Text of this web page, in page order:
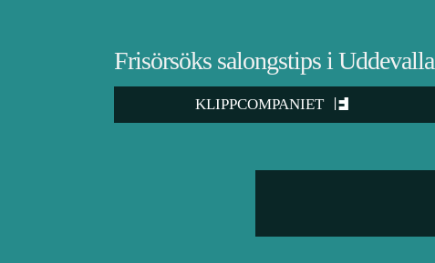
Frisörsöks salongstips i Uddevalla
KLIPPCOMPANIET